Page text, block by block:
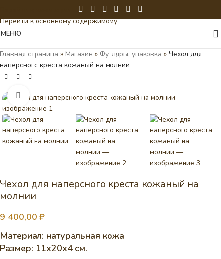
Перейти к основному содержимому
МЕНЮ
Главная страница » Магазин » Футляры, упаковка » Чехол для
наперсного креста кожаный на молнии
Нажмите, чтобы увеличить
Чехол для наперсного креста кожаный на
молнии
9 400,00 ₽
Материал: натуральная кожа
Размер: 11х20х4 см.